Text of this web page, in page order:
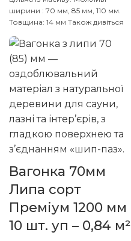
ширини : 70 мм, 85 мм, 110 мм.
Товщина: 14 мм Також дивіться
1200, 1300, 1400, 1500, 1600,
1700, 1900 мм.
передплата та за умовами
перевізника. (НП, SAT, Delivery,
Meest Express)
Вагонка 70мм
Липа сорт
Преміум 1200 мм
10 шт. уп – 0,84 м²